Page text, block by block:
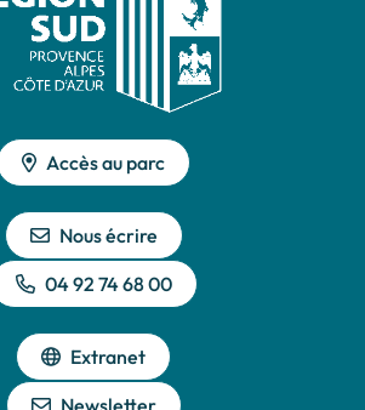
Accès au parc
Nous écrire
04 92 74 68 00
Extranet